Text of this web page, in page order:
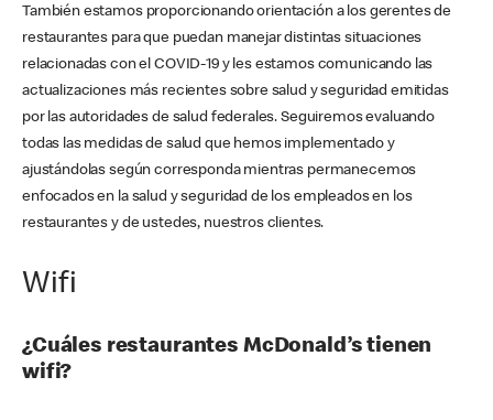
También estamos proporcionando orientación a los gerentes de
restaurantes para que puedan manejar distintas situaciones
relacionadas con el COVID-19 y les estamos comunicando las
actualizaciones más recientes sobre salud y seguridad emitidas
por las autoridades de salud federales. Seguiremos evaluando
todas las medidas de salud que hemos implementado y
ajustándolas según corresponda mientras permanecemos
enfocados en la salud y seguridad de los empleados en los
restaurantes y de ustedes, nuestros clientes.
Wifi
¿Cuáles restaurantes McDonald’s tienen
wifi?